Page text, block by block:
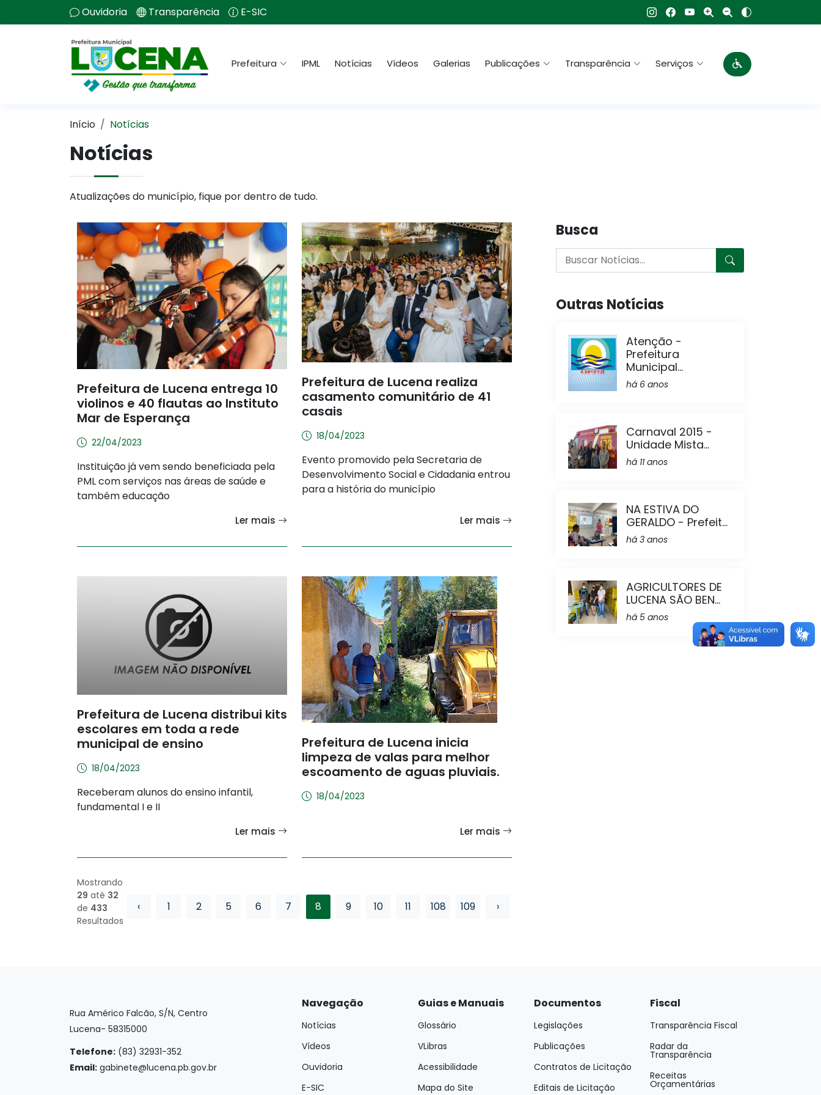
Ouvidoria Transparência E-SIC
Prefeitura IPML Notícias Vídeos Galerias Publicações Transparência Serviços
Início Notícias
Notícias
Atualizações do município, fique por dentro de tudo.
Prefeitura de Lucena entrega 10
violinos e 40 flautas ao Instituto
Mar de Esperança
22/04/2023
Instituição já vem sendo beneficiada pela
PML com serviços nas áreas de saúde e
também educação
Ler mais
Prefeitura de Lucena realiza
casamento comunitário de 41
casais
18/04/2023
Evento promovido pela Secretaria de
Desenvolvimento Social e Cidadania entrou
para a história do município
Ler mais
Prefeitura de Lucena distribui kits
escolares em toda a rede
municipal de ensino
18/04/2023
Receberam alunos do ensino infantil,
fundamental I e II
Ler mais
Prefeitura de Lucena inicia
limpeza de valas para melhor
escoamento de aguas pluviais.
18/04/2023
Ler mais
Mostrando
29 até 32
de 433
Resultados
‹ 1 2 5 6 7 8 9 10 11 108 109 ›
Busca
Outras Notícias
Atenção -
Prefeitura
Municipal...
há 6 anos
Carnaval 2015 -
Unidade Mista...
há 11 anos
NA ESTIVA DO
GERALDO - Prefeit...
há 3 anos
AGRICULTORES DE
LUCENA SÃO BEN...
há 5 anos
Rua Américo Falcão, S/N, Centro
Lucena- 58315000
Telefone: (83) 32931-352
Email: gabinete@lucena.pb.gov.br
Navegação
Notícias
Vídeos
Ouvidoria
E-SIC
Guias e Manuais
Glossário
VLibras
Acessibilidade
Mapa do Site
Documentos
Legislações
Publicações
Contratos de Licitação
Editais de Licitação
Fiscal
Transparência Fiscal
Radar da
Transparência
Receitas
Orçamentárias